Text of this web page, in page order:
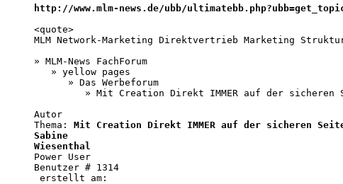
http://www.mlm-news.de/ubb/
<quote>
MLM Network-Marketing Direktvertrieb Marketing
» MLM-News FachForum
   » yellow pages
      » Das Werbeforum
» Mit Creation Direkt IMMER auf der sicheren
Autor
Thema: Mit Creation Direkt IMMER auf der sicheren
Sabine
Wiesenthal
Power User
Benutzer # 1314
erstellt am: